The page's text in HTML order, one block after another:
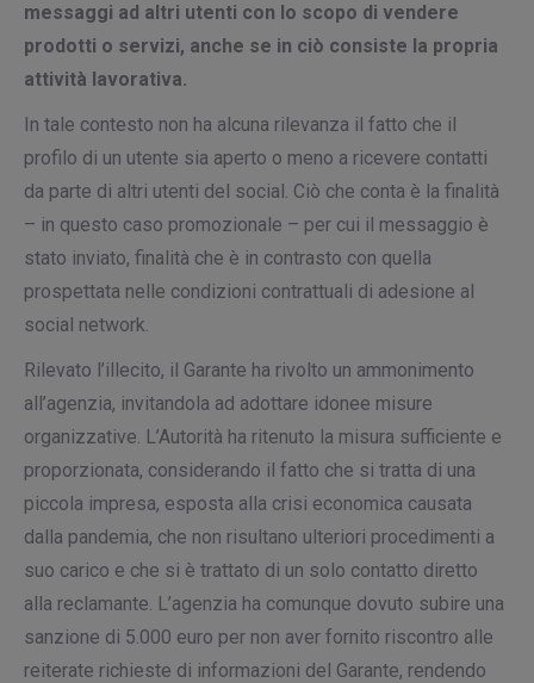
messaggi ad altri utenti con lo scopo di vendere
prodotti o servizi, anche se in ciò consiste la propria
attività lavorativa.
In tale contesto non ha alcuna rilevanza il fatto che il
profilo di un utente sia aperto o meno a ricevere contatti
da parte di altri utenti del social. Ciò che conta è la finalità
– in questo caso promozionale – per cui il messaggio è
stato inviato, finalità che è in contrasto con quella
prospettata nelle condizioni contrattuali di adesione al
social network.
Rilevato l’illecito, il Garante ha rivolto un ammonimento
all’agenzia, invitandola ad adottare idonee misure
organizzative. L’Autorità ha ritenuto la misura sufficiente e
proporzionata, considerando il fatto che si tratta di una
piccola impresa, esposta alla crisi economica causata
dalla pandemia, che non risultano ulteriori procedimenti a
suo carico e che si è trattato di un solo contatto diretto
alla reclamante. L’agenzia ha comunque dovuto subire una
sanzione di 5.000 euro per non aver fornito riscontro alle
reiterate richieste di informazioni del Garante, rendendo